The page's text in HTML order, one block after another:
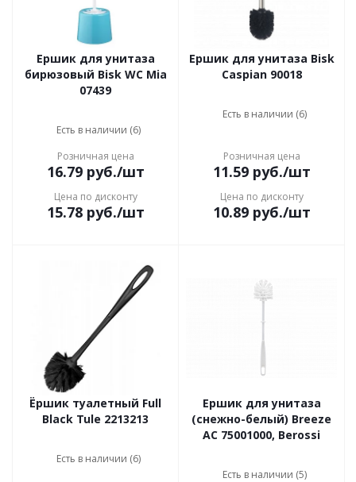
Ершик для унитаза
бирюзовый Bisk WC Mia
07439
Есть в наличии (6)
Розничная цена
16.79руб./шт
Цена по дисконту
15.78руб./шт
Ершик для унитаза Bisk
Caspian 90018
Есть в наличии (6)
Розничная цена
11.59руб./шт
Цена по дисконту
10.89руб./шт
Ёршик туалетный Full
Black Tule 2213213
Есть в наличии (6)
Ершик для унитаза
(снежно-белый) Breeze
АС 75001000, Berossi
Есть в наличии (5)